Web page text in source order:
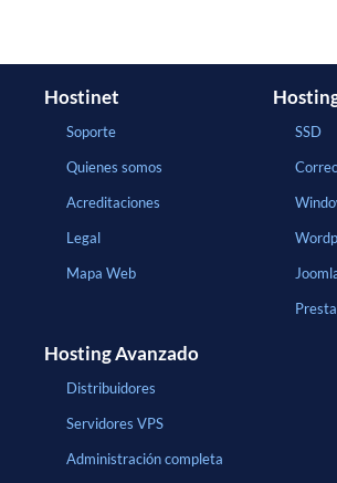
Hostinet
Soporte
Quienes somos
Acreditaciones
Legal
Mapa Web
SSD
Hosting Avanzado
Distribuidores
Servidores VPS
Administración completa